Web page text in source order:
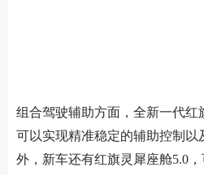
组合驾驶辅助方面，全新一代红
可以实现精准稳定的辅助控制以
外，新车还有红旗灵犀座舱5.0